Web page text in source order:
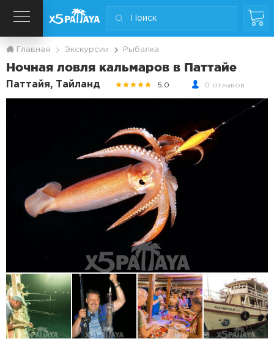
Главная Экскурсии Рыбалка
Ночная ловля кальмаров в Паттайе
Паттайя, Тайланд 5,0 0 отзывов